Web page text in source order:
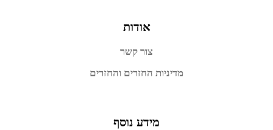
אודות
צור קשר
מדיניות החזרים והחזרים
מידע נוסף